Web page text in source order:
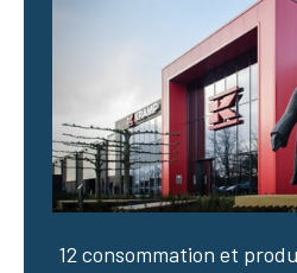
12 consommation et